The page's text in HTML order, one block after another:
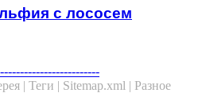
с лососем
| Теги | Sitemap.xml | Разное